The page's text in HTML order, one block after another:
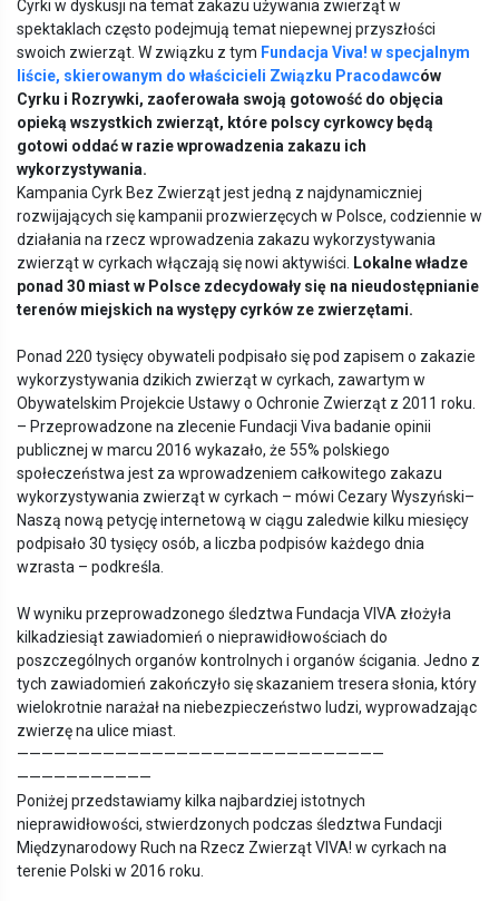
Cyrki w dyskusji na temat zakazu używania zwierząt w
spektaklach często podejmują temat niepewnej przyszłości
swoich zwierząt. W związku z tym Fundacja Viva! w specjalnym
liście, skierowanym do właścicieli Związku Pracodawców
Cyrku i Rozrywki, zaoferowała swoją gotowość do objęcia
opieką wszystkich zwierząt, które polscy cyrkowcy będą
gotowi oddać w razie wprowadzenia zakazu ich
wykorzystywania.
Kampania Cyrk Bez Zwierząt jest jedną z najdynamiczniej
rozwijających się kampanii prozwierzęcych w Polsce, codziennie w
działania na rzecz wprowadzenia zakazu wykorzystywania
zwierząt w cyrkach włączają się nowi aktywiści.
Lokalne władze
ponad 30 miast w Polsce zdecydowały się na nieudostępnianie
terenów miejskich na występy cyrków ze zwierzętami.
Ponad 220 tysięcy obywateli podpisało się pod zapisem o zakazie
wykorzystywania dzikich zwierząt w cyrkach, zawartym w
Obywatelskim Projekcie Ustawy o Ochronie Zwierząt z 2011 roku.
– Przeprowadzone na zlecenie Fundacji Viva badanie opinii
publicznej w marcu 2016 wykazało, że 55% polskiego
społeczeństwa jest za wprowadzeniem całkowitego zakazu
wykorzystywania zwierząt w cyrkach – mówi Cezary Wyszyński–
Naszą nową petycję internetową w ciągu zaledwie kilku miesięcy
podpisało 30 tysięcy osób, a liczba podpisów każdego dnia
wzrasta – podkreśla.
W wyniku przeprowadzonego śledztwa Fundacja VIVA złożyła
kilkadziesiąt zawiadomień o nieprawidłowościach do
poszczególnych organów kontrolnych i organów ścigania. Jedno z
tych zawiadomień zakończyło się skazaniem tresera słonia, który
wielokrotnie narażał na niebezpieczeństwo ludzi, wyprowadzając
zwierzę na ulice miast.
——————————————————————————————
———————————
Poniżej przedstawiamy kilka najbardziej istotnych
nieprawidłowości, stwierdzonych podczas śledztwa Fundacji
Międzynarodowy Ruch na Rzecz Zwierząt VIVA! w cyrkach na
terenie Polski w 2016 roku.